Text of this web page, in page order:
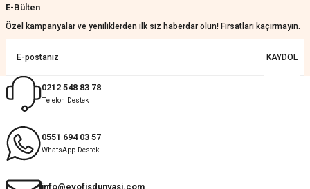
E-Bülten
Özel kampanyalar ve yeniliklerden ilk siz haberdar olun! Fırsatları kaçırmayın.
KAYDOL
0212 548 83 78
Telefon Destek
0551 694 03 57
WhatsApp Destek
info@evofisdunyasi.com